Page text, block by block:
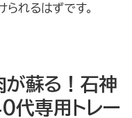
られるはずです。
が蘇る！石神
代専用トレー